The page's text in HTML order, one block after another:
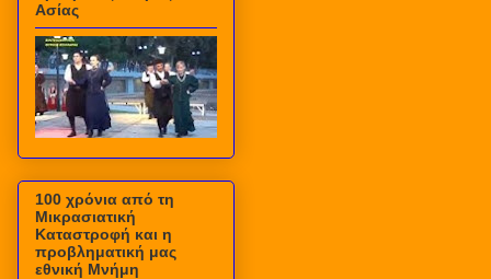
Ασίας
100 χρόνια από τη
Μικρασιατική
Καταστροφή και η
προβληματική μας
εθνική Μνήμη